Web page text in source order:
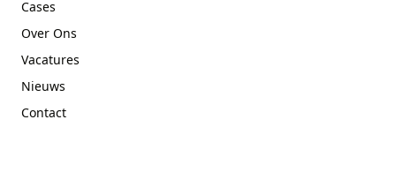
Cases
Over Ons
Vacatures
Nieuws
Contact